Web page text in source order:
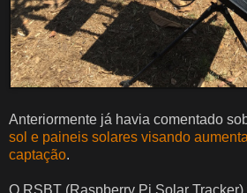
Anteriormente já havia comentado
sol e paineis solares visando
captação.
O RSBT (Raspberry Pi Solar